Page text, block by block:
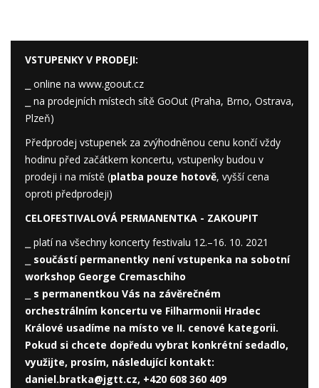
VSTUPENKY V PRODEJI:
⎯ online na www.goout.cz
⎯ na prodejních místech sítě GoOut (Praha, Brno, Ostrava,
Plzeň)
Předprodej vstupenek za zvýhodněnou cenu končí vždy
hodinu před začátkem koncertu, vstupenky budou v
prodeji i na místě (platba pouze hotově, vyšší cena
oproti předprodeji)
CELOFESTIVALOVÁ PERMANENTKA - ZAKOUPIT
⎯ platí na všechny koncerty festivalu 12.–16. 10. 2021
součástí permanentky není vstupenka na sobotní
workshop George Cremaschiho
s permanentkou Vás na závěrečném
orchestrálním koncertu ve Filharmonii Hradec
Králové usadíme na místo ve II. cenové kategorii.
Pokud si chcete dopředu vybrat konkrétní sedadlo,
využijte, prosím, následující kontakt:
daniel.bratka@jgtt.cz, +420 608 360 409